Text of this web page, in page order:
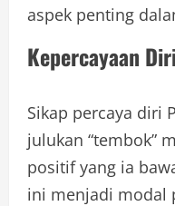
aspek penting
Kepercayaan
Sikap percaya diri
julukan “tembok”
positif yang ia
ini menjadi modal